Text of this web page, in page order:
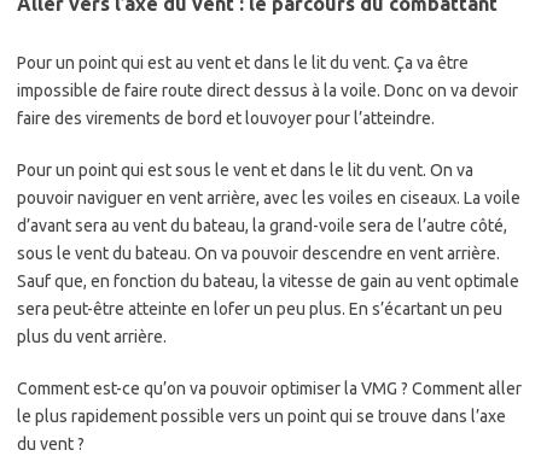
Pour un point qui est au vent et dans le lit du vent. Ça va être
impossible de faire route direct dessus à la voile. Donc on va devoir
faire des virements de bord et louvoyer pour l’atteindre.
Pour un point qui est sous le vent et dans le lit du vent. On va
pouvoir naviguer en vent arrière, avec les voiles en ciseaux. La voile
d’avant sera au vent du bateau, la grand-voile sera de l’autre côté,
sous le vent du bateau. On va pouvoir descendre en vent arrière.
Sauf que, en fonction du bateau, la vitesse de gain au vent optimale
sera peut-être atteinte en lofer un peu plus. En s’écartant un peu
plus du vent arrière.
Comment est-ce qu’on va pouvoir optimiser la VMG ? Comment aller
le plus rapidement possible vers un point qui se trouve dans l’axe
du vent ?